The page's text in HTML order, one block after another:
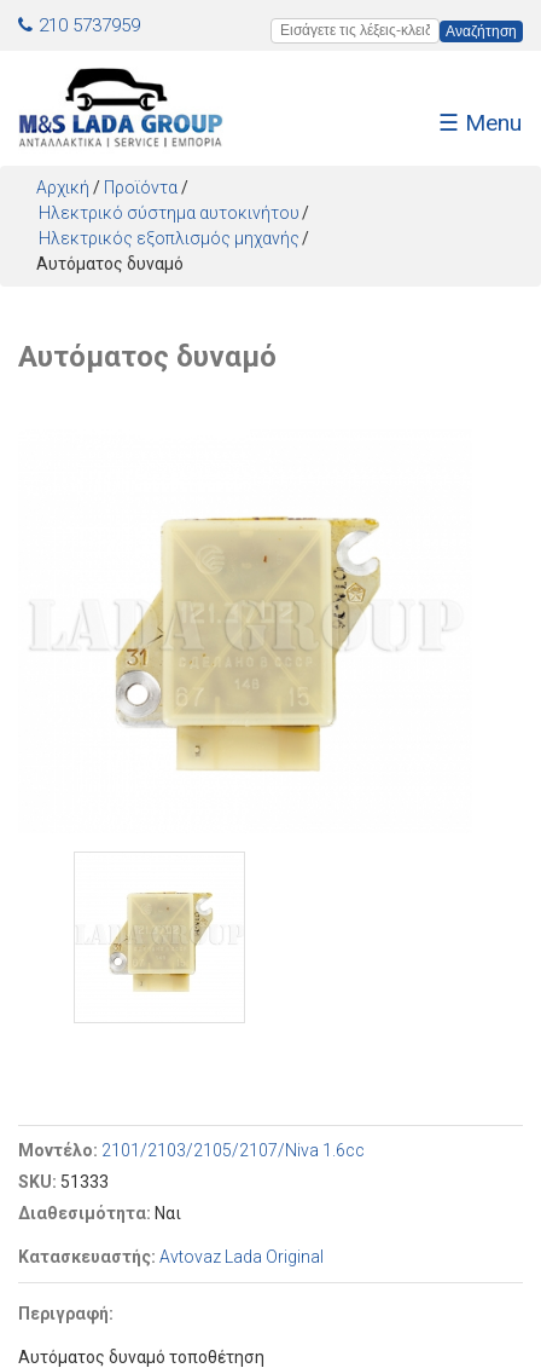
Jump to navigation
210 5737959 Εισάγετε τις λέξεις-κλειδιά
☰ Menu
Αρχική / Προϊόντα /
Ηλεκτρικό σύστημα αυτοκινήτου
Ηλεκτρικός εξοπλισμός μηχανής
Αυτόματος δυναμό
Αυτόματος δυναμό
Μοντέλο: 2101/2103/2105/2107/Niva 1.6cc
SKU: 51333
Διαθεσιμότητα: Ναι
Κατασκευαστής: Avtovaz Lada Original
Περιγραφή:
Αυτόματος δυναμό τοποθέτηση